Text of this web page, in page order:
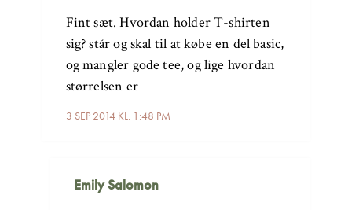
3 SEP 2014 KL. 1:48 PM
Fint sæt. Hvordan holder T-shirten
sig? står og skal til at købe en del basic,
og mangler gode tee, og lige hvordan
størrelsen er
Emily Salomon